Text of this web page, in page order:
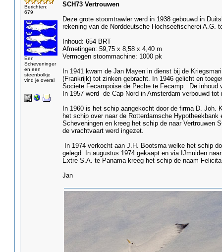
Berichten:
679
Een
Scheveninger
en een
steenbolkje
vind je overal
SCH73 Vertrouwen
Deze grote stoomtrawler werd in 1938 gebouwd in
rekening van de Norddeutsche Hochseefischerei
Inhoud: 654 BRT
Afmetingen: 59,75 x 8,58 x 4,40 m
Vermogen stoommachine: 1000 pk
In 1941 kwam de Jan Mayen in dienst bij de
(Frankrijk) tot zinken gebracht. In 1946 gelicht en
Societe Fecampoise de Peche te Fecamp. De inhoud
In 1957 werd de Cap Nord in Amsterdam verbouwd
In 1960 is het schip aangekocht door de firma D.
het schip over naar de Rotterdamsche
Scheveningen en kreeg het schip de naar Vertrouwen
de vrachtvaart werd ingezet.
In 1974 verkocht aan J.H. Bootsma welke het schip
gelegd. In augustus 1974 gekaapt en via IJmuiden
Extre S.A. te Panama kreeg het schip de naam
Jan